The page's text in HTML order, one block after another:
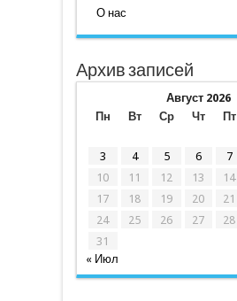
О нас
Архив записей
Август 2026
Пн
Вт Ср Чт Пт
3
4 5 6 7
10
11 12 13 14
17
18 19 20 21
24
25 26 27 28
31
« Июл